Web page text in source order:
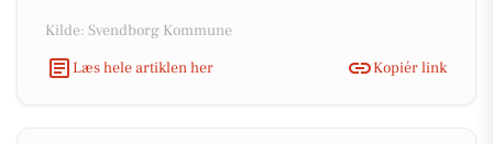
Kilde: Svendborg Kommune
Læs hele artiklen her
Kopiér link